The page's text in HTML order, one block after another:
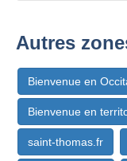
Autres
Bienvenue en
Bienvenue en
saint-thomas.fr